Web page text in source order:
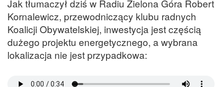
Jak tłumaczył dziś w Radiu Zielona Góra Robert
Kornalewicz, przewodniczący klubu radnych
Koalicji Obywatelskiej, inwestycja jest częścią
dużego projektu energetycznego, a wybrana
lokalizacja nie jest przypadkowa: